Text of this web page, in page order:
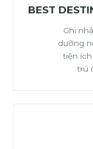
BEST
Ghi
dưỡng
tiện
trú